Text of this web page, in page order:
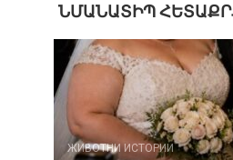
ՆՄԱՆԱՏԻՊ
ЖИВОТНИ ИСТОРИИ